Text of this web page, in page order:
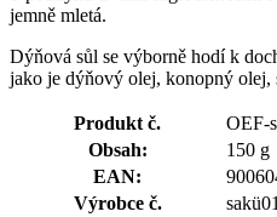
jemně mletá.
Dýňová sůl se výborně hodí k
jako je dýňový olej, konopný
Produkt č.
OEF-
Obsah:
150 g
EAN:
Výrobce č.